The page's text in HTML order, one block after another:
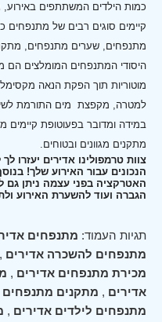
כמות הילדים המשתתפים באירוע,
קיימים סוגים רבים של מתנפחים
מתנפחים, שערים מתנפחים,
היסודי המתנפחים המומלצים הם
מוטוריות תוך הפקת הנאה
למטרה, מקפצת מים התורמת
במידה ומדובר בפעוטופת קיימים
מתקנים מגוונים ובטוחים.
צוות טרמפולינו אדירים
הנכונים עבור האירוע שלך!
האטרקציה בפני עצמה ניתן גם
הגברה ועוד להשערת האירוע
תגיות העמוד: מתנפחים
מתנפחים להשכרה אדירים ,
מכירת מתנפחים אדירים ,
אדירים , מתקנים מתנפחים
מתנפחים לילדים אדירים ,